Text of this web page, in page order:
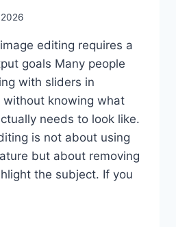
editing requires a
goals Many people
with sliders in
knowing what
needs to look like.
is not about using
but about removing
the subject. If you